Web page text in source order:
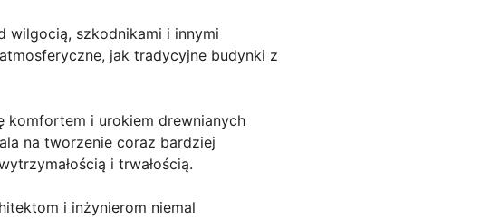
wilgocią, szkodnikami i innymi
jak tradycyjne budynki z
komfortem i urokiem drewnianych
na tworzenie coraz bardziej
i trwałością.
i inżynierom niemal